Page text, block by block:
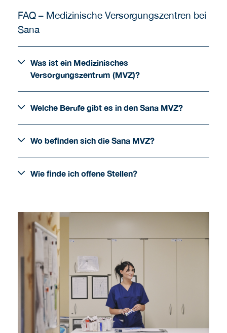
FAQ – Medizinische Versorgungszentren bei
Sana
Was ist ein Medizinisches
Versorgungszentrum (MVZ)?
Welche Berufe gibt es in den Sana MVZ?
Wo befinden sich die Sana MVZ?
Wie finde ich offene Stellen?